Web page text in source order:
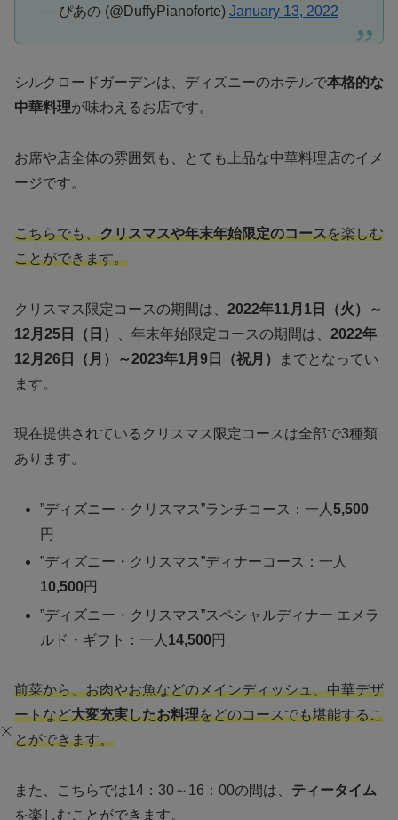
— ぴあの (@DuffyPianoforte) January 13, 2022
シルクロードガーデンは、ディズニーのホテルで本格的な
中華料理が味わえるお店です。
お席や店全体の雰囲気も、とても上品な中華料理店のイメ
ージです。
こちらでも、クリスマスや年末年始限定のコースを楽しむ
ことができます。
クリスマス限定コースの期間は、 2022年11月1日（火）～
12月25日（日）
、年末年始限定コースの期間は、 2022年
12月26日（月）～2023年1月9日（祝月）
までとなってい
ます。
現在提供されているクリスマス限定コースは全部で3種類
あります。
”ディズニー・クリスマス”ランチコース：一人5,500
円
”ディズニー・クリスマス”ディナーコース：一人
10,500 円
”ディズニー・クリスマス”スペシャルディナー エメラ
ルド・ギフト：一人 14,500 円
前菜から、お肉やお魚などのメインディッシュ、中華デザ
ートなど大変充実したお料理をどのコースでも堪能するこ
とができます。
また、こちらでは14：30～16：00の間は、 ティータイム
を楽しむことができます。